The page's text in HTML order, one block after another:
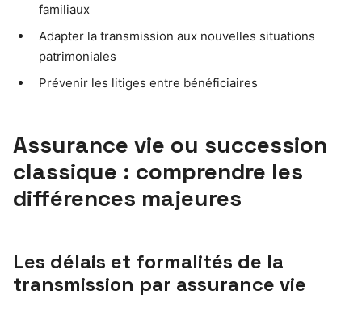
familiaux
Adapter la transmission aux nouvelles situations
patrimoniales
Prévenir les litiges entre bénéficiaires
Assurance vie ou succession
classique : comprendre les
différences majeures
Les délais et formalités de la
transmission par assurance vie